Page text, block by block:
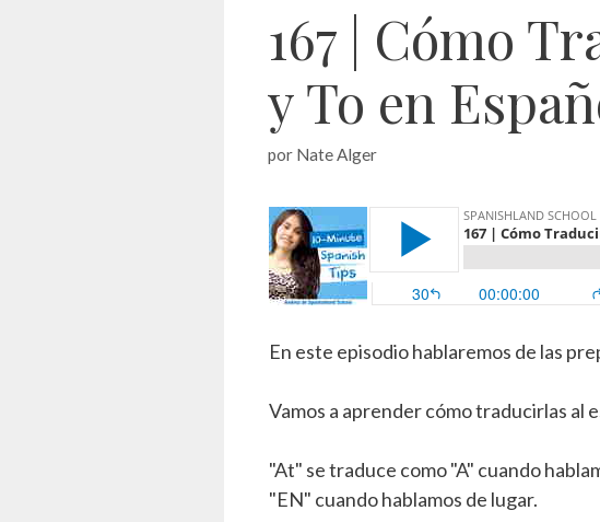
167 | Cómo
y To en
por Nate Alger
En este episodio hablaremos de las
Vamos a aprender cómo traducirlas al
"At" se traduce como "A" cuando
"EN" cuando hablamos de lugar.